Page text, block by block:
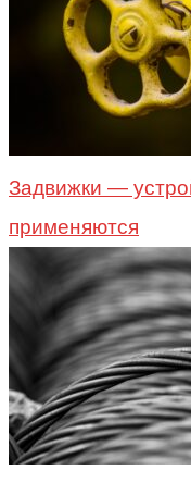
Задвижки —
применяются